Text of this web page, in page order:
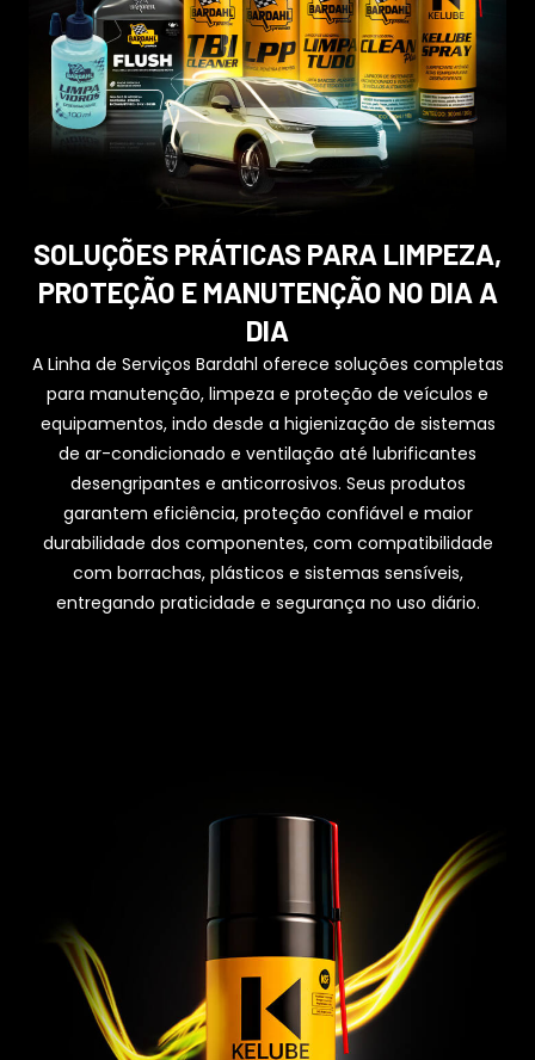
SOLUÇÕES PRÁTICAS PARA LIMPEZA,
PROTEÇÃO E MANUTENÇÃO NO DIA A
DIA
A Linha de Serviços Bardahl oferece soluções completas
para manutenção, limpeza e proteção de veículos e
equipamentos, indo desde a higienização de sistemas
de ar-condicionado e ventilação até lubrificantes
desengripantes e anticorrosivos. Seus produtos
garantem eficiência, proteção confiável e maior
durabilidade dos componentes, com compatibilidade
com borrachas, plásticos e sistemas sensíveis,
entregando praticidade e segurança no uso diário.